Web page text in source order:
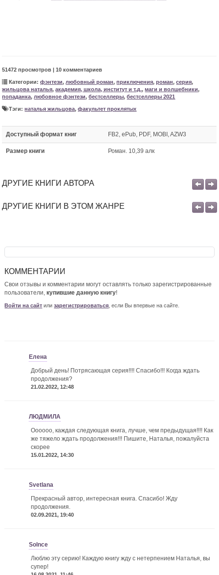
51472 просмотров | 10 комментариев
Категории:фэнтези, любовный роман,приключения,роман,серия,
жильцова наталья,академия, школа, институт и т.д.,маги и волшебники,
попаданка, любовное фэнтези,бестселлеры,бестселлеры 2021
Тэги:наталья жильцова,факультет проклятых
Доступный формат книг FB2, ePub, PDF, MOBI, AZW3
Размер книги Роман. 10,39 алк
ДРУГИЕ КНИГИ АВТОРА
ДРУГИЕ КНИГИ В ЭТОМ ЖАНРЕ
КОММЕНТАРИИ
Свои отзывы и комментарии могут оставлять только зарегистрированные
пользователи,купившие данную книгу!
Войти на сайт илизарегистрироваться , если Вы впервые на сайте.
Елена
Добрый день! Потрясающая серия!!!! Спасибо!!! Когда ждать
продолжения?
21.02.2022, 12:48
ЛЮДМИЛА
Оооооо, каждая следующая книга, лучше, чем предыдущая!!!! Как
же тяжело ждать продолжения!!! Пишите, Наталья, пожалуйста
скорее
15.01.2022, 14:30
Svetlana
Прекрасный автор, интересная книга. Спасибо! Жду
продолжения.
02.09.2021, 19:40
Solnce
Люблю эту серию! Каждую книгу жду с нетерпением Наталья, вы
супер!